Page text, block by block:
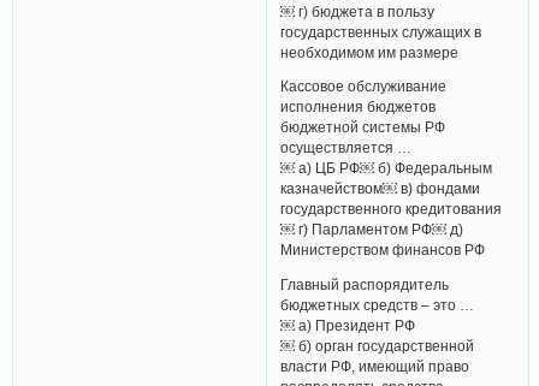
￼ г) бюджета в пользу
государственных служащих в
необходимом им размере
Кассовое обслуживание
исполнения бюджетов
бюджетной системы РФ
осуществляется …
￼ а) ЦБ РФ￼ б) Федеральным
казначейством￼ в) фондами
государственного кредитования
￼ г) Парламентом РФ￼ д)
Министерством финансов РФ
Главный распорядитель
бюджетных средств – это …
￼ а) Президент РФ
￼ б) орган государственной
власти РФ, имеющий право